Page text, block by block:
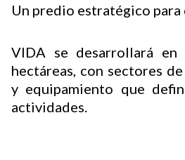
Un predio estratégico
VIDA se desarrollará
hectáreas, con sectores
y equipamiento que
actividades.